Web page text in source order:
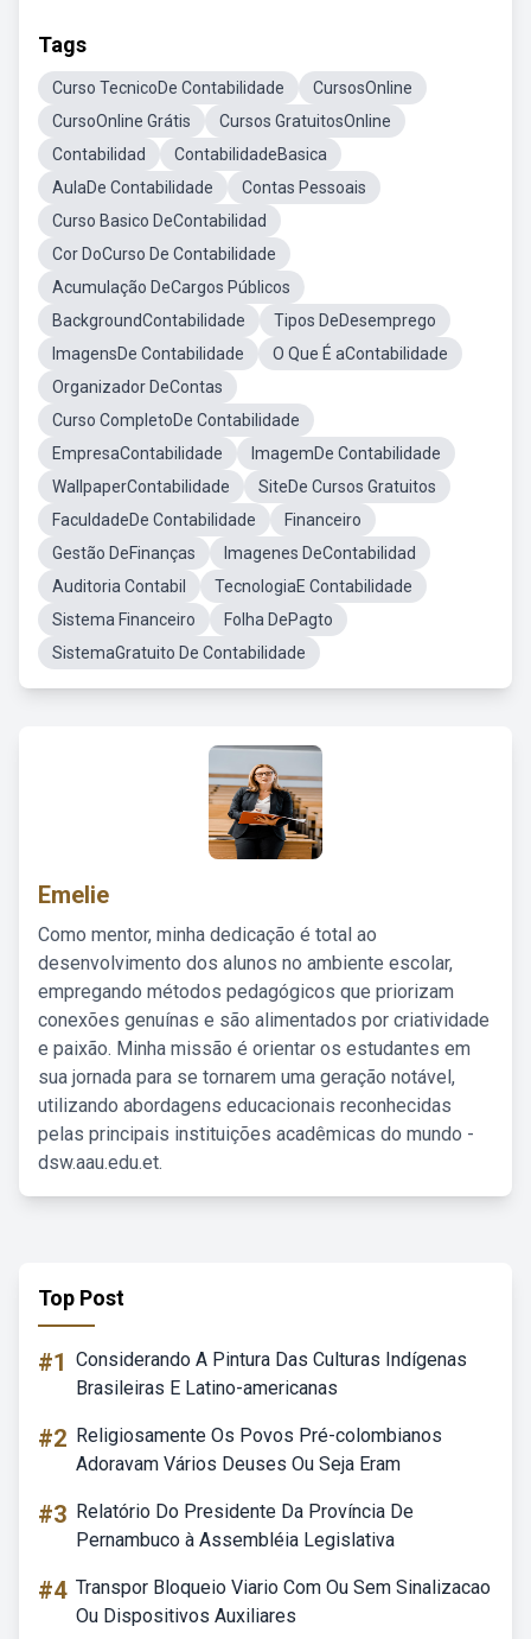
Tags
Curso TecnicoDe Contabilidade
CursosOnline
CursoOnline Grátis
Cursos GratuitosOnline
Contabilidad
ContabilidadeBasica
AulaDe Contabilidade
Contas Pessoais
Curso Basico DeContabilidad
Cor DoCurso De Contabilidade
Acumulação DeCargos Públicos
BackgroundContabilidade
Tipos DeDesemprego
ImagensDe Contabilidade
O Que É aContabilidade
Organizador DeContas
Curso CompletoDe Contabilidade
EmpresaContabilidade
ImagemDe Contabilidade
WallpaperContabilidade
SiteDe Cursos Gratuitos
FaculdadeDe Contabilidade
Financeiro
Gestão DeFinanças
Imagenes DeContabilidad
Auditoria Contabil
TecnologiaE Contabilidade
Sistema Financeiro
Folha DePagto
SistemaGratuito De Contabilidade
Emelie
Como mentor, minha dedicação é total ao
desenvolvimento dos alunos no ambiente escolar,
empregando métodos pedagógicos que priorizam
conexões genuínas e são alimentados por criatividade
e paixão. Minha missão é orientar os estudantes em
sua jornada para se tornarem uma geração notável,
utilizando abordagens educacionais reconhecidas
pelas principais instituições acadêmicas do mundo -
dsw.aau.edu.et.
Top Post
#1 Considerando A Pintura Das Culturas Indígenas
Brasileiras E Latino-americanas
#2 Religiosamente Os Povos Pré-colombianos
Adoravam Vários Deuses Ou Seja Eram
#3 Relatório Do Presidente Da Província De
Pernambuco à Assembléia Legislativa
#4 Transpor Bloqueio Viario Com Ou Sem Sinalizacao
Ou Dispositivos Auxiliares